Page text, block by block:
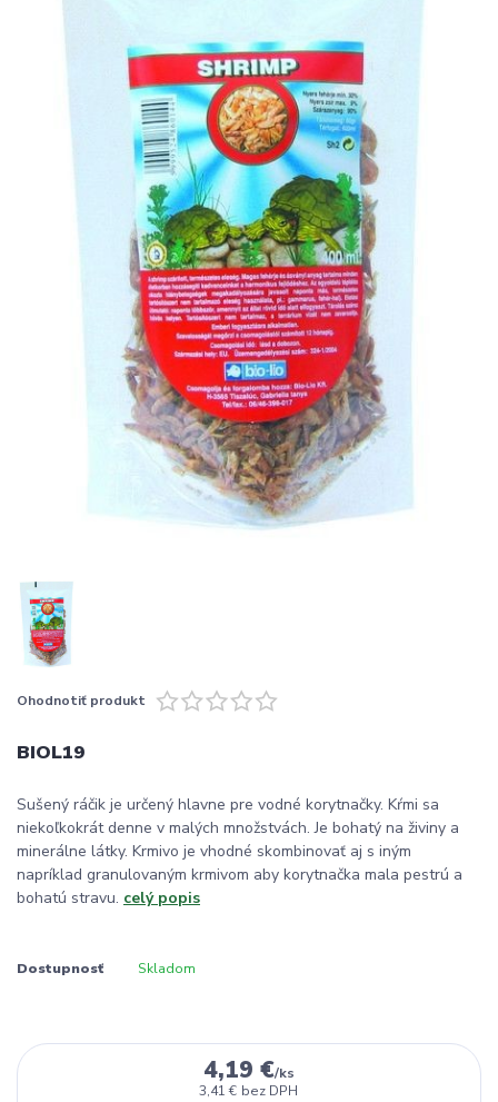
Ohodnotiť produkt
BIOL19
Sušený ráčik je určený hlavne pre vodné korytnačky. Kŕmi sa
niekoľkokrát denne v malých množstvách. Je bohatý na živiny a
minerálne látky. Krmivo je vhodné skombinovať aj s iným
napríklad granulovaným krmivom aby korytnačka mala pestrú a
bohatú stravu. celý popis
Dostupnosť Skladom
4,19 €/ks
3,41 € bez DPH